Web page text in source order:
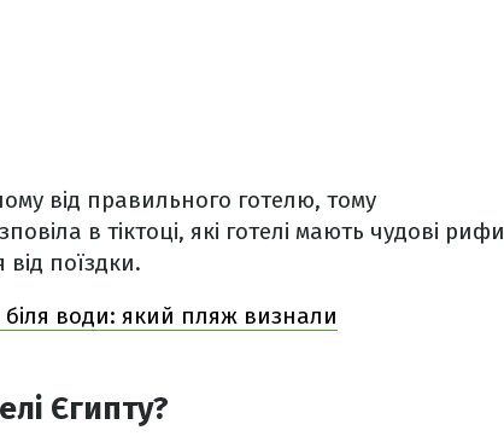
від правильного готелю, тому
в тіктоці, які готелі мають чудові рифи
від поїздки.
води: який пляж визнали
Єгипту?